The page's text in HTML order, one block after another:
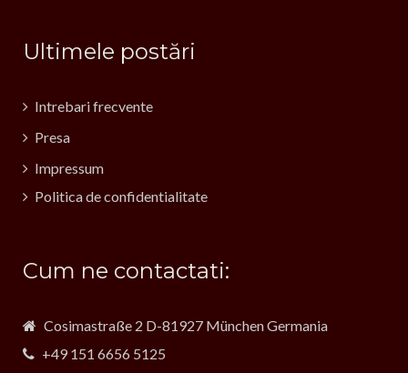
Ultimele postări
Intrebari frecvente
Presa
Impressum
Politica de confidentialitate
Cum ne contactati:
Cosimastraße 2 D-81927 München Germania
+49 151 6656 5125